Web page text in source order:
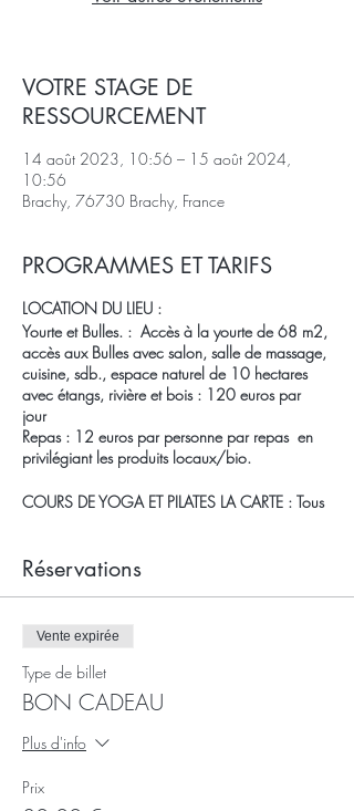
VOTRE STAGE DE
RESSOURCEMENT
14 août 2023, 10:56 – 15 août 2024,
10:56
Brachy, 76730 Brachy, France
PROGRAMMES ET TARIFS
LOCATION DU LIEU :
Yourte et Bulles. : Accès à la yourte de 68 m2,
accès aux Bulles avec salon, salle de massage,
cuisine, sdb., espace naturel de 10 hectares
avec étangs, rivière et bois : 120 euros par
jour
Repas : 12 euros par personne par repas en
privilégiant les produits locaux/bio.
COURS DE YOGA ET PILATES LA CARTE : Tous
10 cours 160 euros. Matériel fourni (tapis,
nos professionnels sensibles et à votre écoute. A
régler sur place
https://www.seressourcerauxbulles.fr/ateliers-
a-l-unite
MASSAGE quand vous voulez ou
RESERVATION de VOTRE BULLE DU JEUDI : 80
euros
Une heure de massage bien-être pour une bulle
Réservations
Vente expirée
Type de billet
BON CADEAU
Plus d'info
Prix